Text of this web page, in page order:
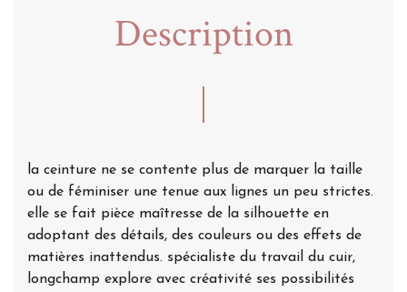
Description
la ceinture ne se contente plus de marquer la taille
ou de féminiser une tenue aux lignes un peu strictes.
elle se fait pièce maîtresse de la silhouette en
adoptant des détails, des couleurs ou des effets de
matières inattendus. spécialiste du travail du cuir,
longchamp explore avec créativité ses possibilités